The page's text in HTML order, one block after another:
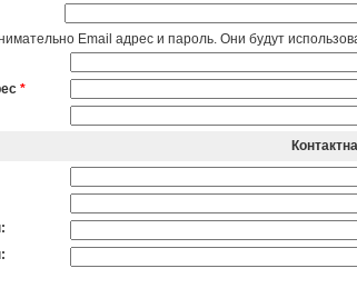
Email адрес и пароль. Они будут
*